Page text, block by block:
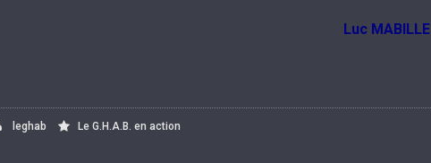
Luc MABILLE
leghab Le G.H.A.B. en action